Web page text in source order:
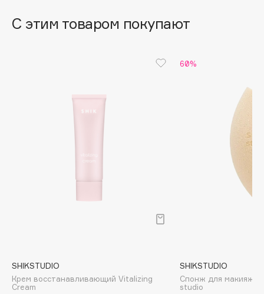
beautyblender
Bvlgari
by TERRY
С этим товаром покупают
SHIKSTUDIO
Крем восстанавливающий Vitalizing
Cream
60%
SHIKSTUDIO
Спонж для макияжа
studio